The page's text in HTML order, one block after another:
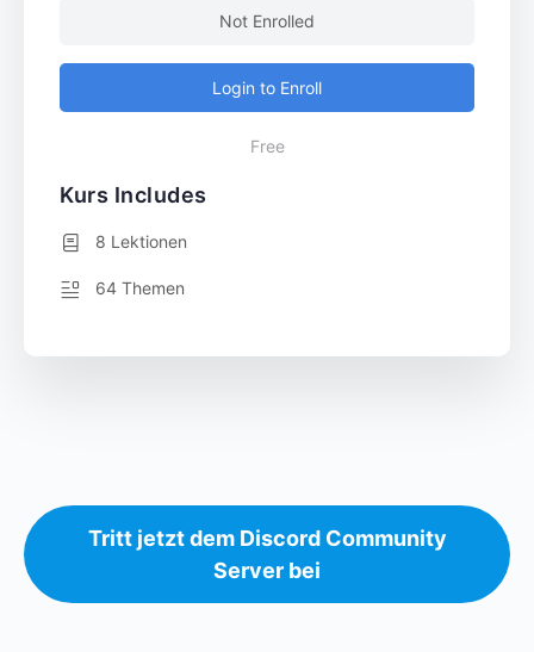
Tritt jetzt dem Discord Community
Server bei
Not Enrolled
Login to Enroll
Free
Kurs Includes
8 Lektionen
64 Themen